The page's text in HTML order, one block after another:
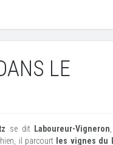
LE
se dit Laboureur-Vigneron
il parcourt les vignes du